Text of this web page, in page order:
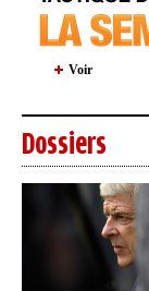
Voir
Dossiers